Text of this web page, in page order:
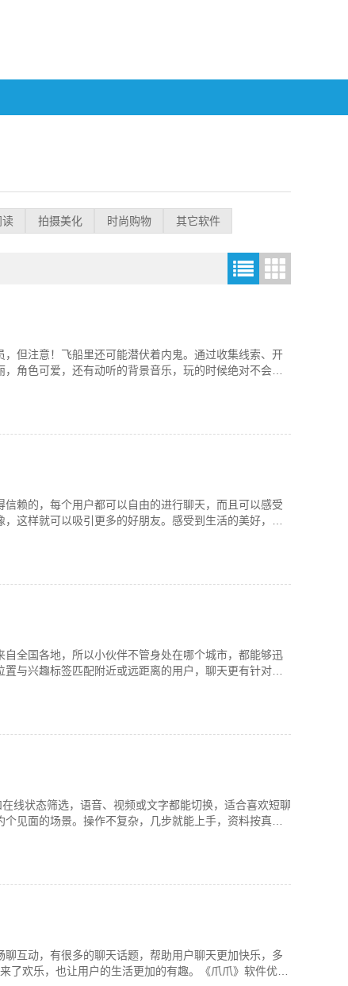
读 拍摄美化 时尚购物 其它软件
但注意！飞船里还可能潜伏着内鬼。通过收集线索、开
角色可爱，还有动听的背景音乐，玩的时候绝对不会无
赖的，每个用户都可以自由的进行聊天，而且可以感受
这样就可以吸引更多的好朋友。感受到生活的美好，也
全国各地，所以小伙伴不管身处在哪个城市，都能够迅
与兴趣标签匹配附近或远距离的用户，聊天更有针对
线状态筛选，语音、视频或文字都能切换，适合喜欢短聊
见面的场景。操作不复杂，几步就能上手，资料按真实
互动，有很多的聊天话题，帮助用户聊天更加快乐，多
了欢乐，也让用户的生活更加的有趣。《爪爪》软件优